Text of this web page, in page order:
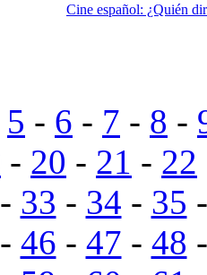
Cine español: ¿Quién
5 - 6 - 7 - 8 -
- 20 - 21 - 22
- 33 - 34 - 35
- 46 - 47 - 48